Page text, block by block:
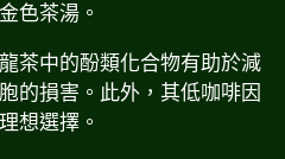
色茶湯。
茶中的酚類化合物有助於減
的損害。此外，其低咖啡因
想選擇。